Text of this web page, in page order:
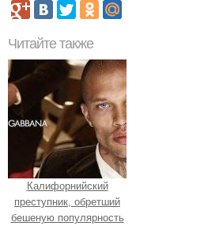
Читайте также
Калифорнийский
преступник, обретший
бешеную популярность